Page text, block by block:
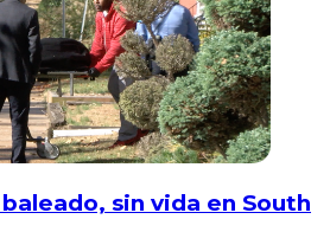
sin vida en South